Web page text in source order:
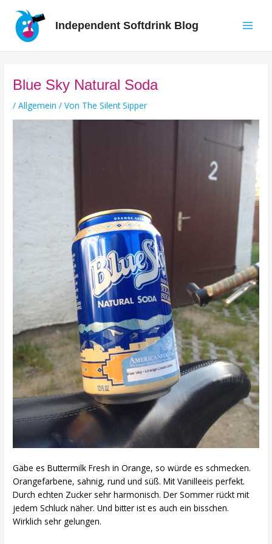
Inhalt
springen
Independent Softdrink Blog
Blue Sky Natural Soda
/Allgemein / Von The Silent Sipper
Gäbe es Buttermilk Fresh in Orange, so würde es schmecken.
Orangefarbene, sahnig, rund und süß. Mit Vanilleeis perfekt.
Durch echten Zucker sehr harmonisch. Der Sommer rückt mit
jedem Schluck näher. Und bitter ist es auch ein bisschen.
Wirklich sehr gelungen.